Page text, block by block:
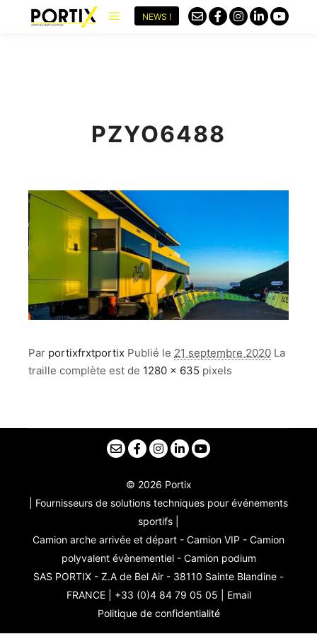
NEWS !
PZYO6488
Par portixfrxtportix Publié le 21 septembre 2020 La
traille complète est de 1280 × 635 pixels
© 2026 Portix
| Fournisseurs de solutions techniques pour événements
sportifs |
Camion arche arrivée et départ - Camion VIP - Camion
polyvalent évènementiel - Camion podium
SAS PORTIX - Z.A de Bel Air - 38110 Sainte Blandine -
FRANCE | +33 (0)4 84 79 05 05 | Email
Politique de confidentialité